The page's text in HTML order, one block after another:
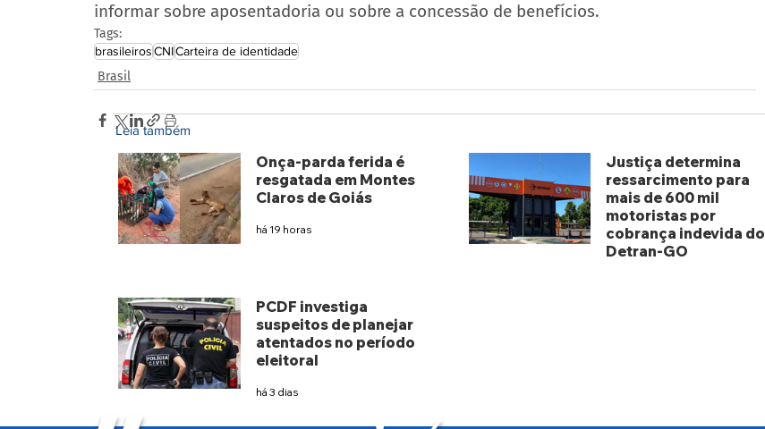
informar sobre aposentadoria ou sobre a concessão de benefícios.
Tags:
brasileirosCNICarteira de identidade
Brasil
Leia também
Onça-parda ferida é
resgatada em Montes
Claros de Goiás
há 19 horas
Justiça determina
ressarcimento para
mais de 600 mil
motoristas por
cobrança indevida do
Detran-GO
PCDF investiga
suspeitos de planejar
atentados no período
eleitoral
há 3 dias